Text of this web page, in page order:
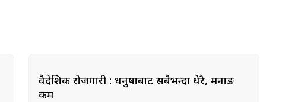
वैदेशिक रोजगारी : धनुषाबाट सबैभन्दा धेरै, मनाङ
कम